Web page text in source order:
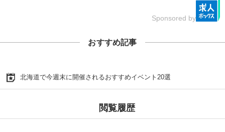
Sponsored by
おすすめ記事
北海道で今週末に開催されるおすすめイベント20選
閲覧履歴